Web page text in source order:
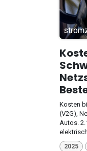
Kosten
(V2G),
Autos.
2025